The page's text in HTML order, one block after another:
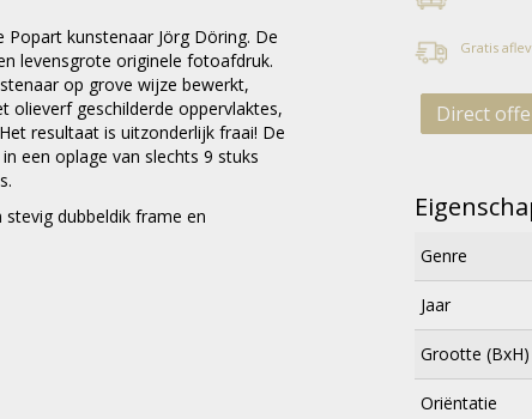
kunstenaar Jörg Döring. De
levensgrote originele fotoafdruk.
op grove wijze bewerkt,
olieverf geschilderde oppervlaktes,
resultaat is uitzonderlijk fraai! De
een oplage van slechts 9 stuks
stevig dubbeldik frame en
Gratis
Direct
Genre
Jaar
Grootte (BxH)
Oriëntatie